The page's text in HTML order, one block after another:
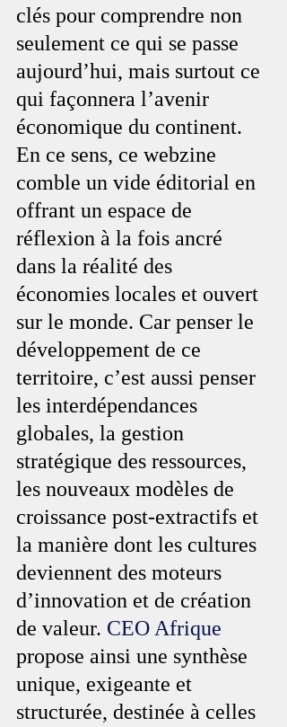
clés pour comprendre non
seulement ce qui se passe
aujourd’hui, mais surtout ce
qui façonnera l’avenir
économique du continent.
En ce sens, ce webzine
comble un vide éditorial en
offrant un espace de
réflexion à la fois ancré
dans la réalité des
économies locales et ouvert
sur le monde. Car penser le
développement de ce
territoire, c’est aussi penser
les interdépendances
globales, la gestion
stratégique des ressources,
les nouveaux modèles de
croissance post-extractifs et
la manière dont les cultures
deviennent des moteurs
d’innovation et de création
de valeur. CEO Afrique
propose ainsi une synthèse
unique, exigeante et
structurée, destinée à celles